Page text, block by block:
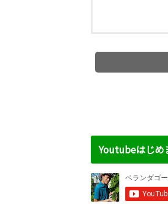
Youtubeはじめ